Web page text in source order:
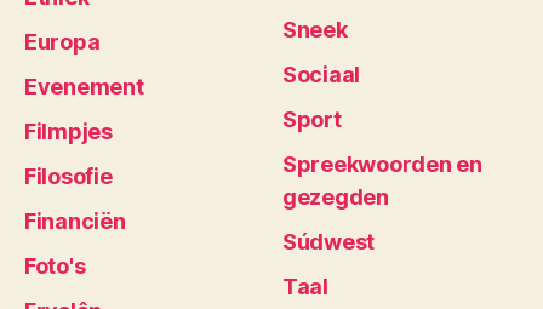
Europa
Evenement
Filmpjes
Filosofie
Financiën
Foto's
Sneek
Sociaal
Sport
Spreekwoorden en
gezegden
Súdwest
Taal